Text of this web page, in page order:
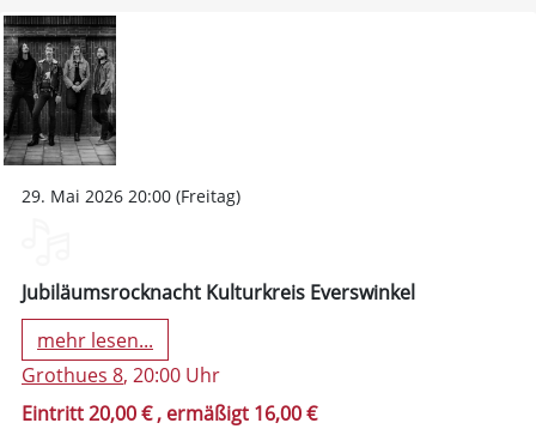
29. Mai 2026 20:00 (Freitag)
Jubiläumsrocknacht Kulturkreis Everswinkel
mehr lesen...
Grothues 8, 20:00 Uhr
Eintritt 20,00 €, ermäßigt 16,00 €